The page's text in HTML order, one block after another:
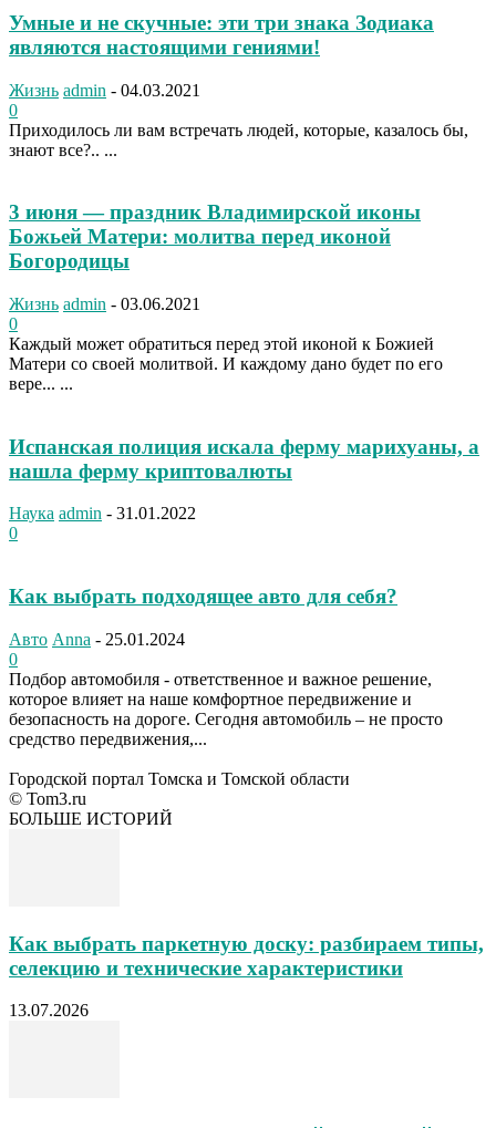
Умные и не скучные: эти три знака Зодиака
являются настоящими гениями!
Жизнь admin - 04.03.2021
0
Приходилось ли вам встречать людей, которые, казалось бы,
знают все?.. ...
3 июня — праздник Владимирской иконы
Божьей Матери: молитва перед иконой
Богородицы
Жизнь admin - 03.06.2021
0
Каждый может обратиться перед этой иконой к Божией
Матери со своей молитвой. И каждому дано будет по его
вере... ...
Испанская полиция искала ферму марихуаны, а
нашла ферму криптовалюты
Наука admin - 31.01.2022
0
Как выбрать подходящее авто для себя?
Авто Anna - 25.01.2024
0
Подбор автомобиля - ответственное и важное решение,
которое влияет на наше комфортное передвижение и
безопасность на дороге. Сегодня автомобиль – не просто
средство передвижения,...
Городской портал Томска и Томской области
© Tom3.ru
БОЛЬШЕ ИСТОРИЙ
Как выбрать паркетную доску: разбираем типы,
селекцию и технические характеристики
13.07.2026